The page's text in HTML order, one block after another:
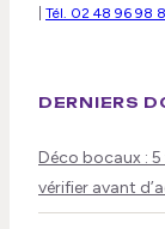
Tél. 02 48 96 98
DERNIERS
Déco bocaux :
vérifier avant